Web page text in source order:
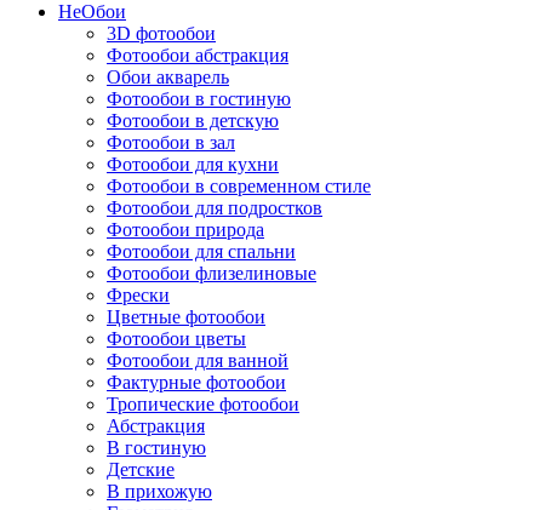
НеОбои
3D фотообои
Фотообои абстракция
Обои акварель
Фотообои в гостиную
Фотообои в детскую
Фотообои в зал
Фотообои для кухни
Фотообои в современном стиле
Фотообои для подростков
Фотообои природа
Фотообои для спальни
Фотообои флизелиновые
Фрески
Цветные фотообои
Фотообои цветы
Фотообои для ванной
Фактурные фотообои
Тропические фотообои
Абстракция
В гостиную
Детские
В прихожую